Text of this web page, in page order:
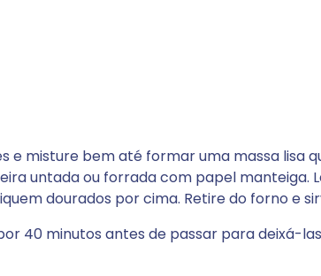
e misture bem até formar uma massa lisa
untada ou forrada com papel manteiga.
dourados por cima. Retire do forno e
40 minutos antes de passar para deixá-